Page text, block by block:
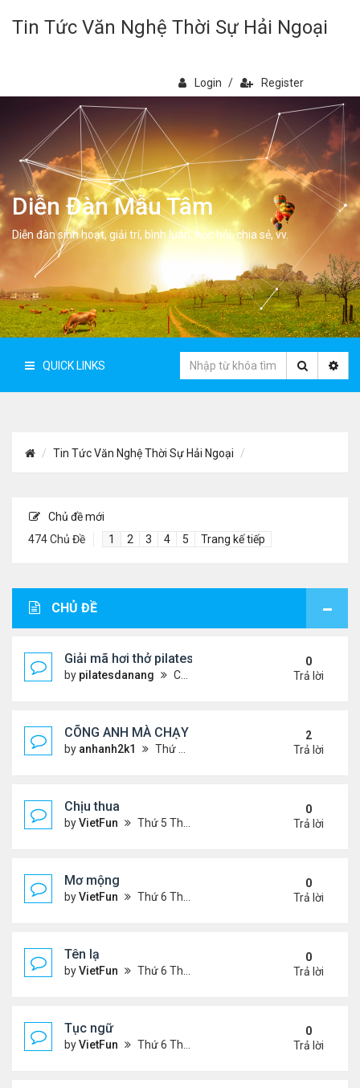
Tin Tức Văn Nghệ Thời Sự Hải Ngoại
Login / Register
Diễn Đàn Mẫu Tâm
Diễn đàn sinh hoạt, giải trí, bình luân, học hỏi, chia sẻ, vv.
QUICK LINKS
Tin Tức Văn Nghệ Thời Sự Hải Ngoại
Chủ đề mới
474 Chủ Đề
1 2 3 4 5 Trang kế tiếp
CHỦ ĐỀ
Giải mã hơi thở pilates: Chìa khóa vàng cho sức
by pilatesdanang Chủ nhật Tháng 7 27, 2025 12:57 pm
0
Trả lời
CÕNG ANH MÀ CHẠY
by anhanh2k1 Thứ 5 Tháng 5 16, 2024 2:19 am
2
Trả lời
Chịu thua
byVietFun Thứ 5 Tháng 6 22, 2023 12:26 pm
0
Trả lời
Mơ mộng
byVietFun Thứ 6 Tháng 1 13, 2023 4:54 pm
0
Trả lời
Tên lạ
byVietFun Thứ 6 Tháng 1 13, 2023 4:47 pm
0
Trả lời
Tục ngữ
byVietFun Thứ 6 Tháng 1 13, 2023 4:43 pm
0
Trả lời